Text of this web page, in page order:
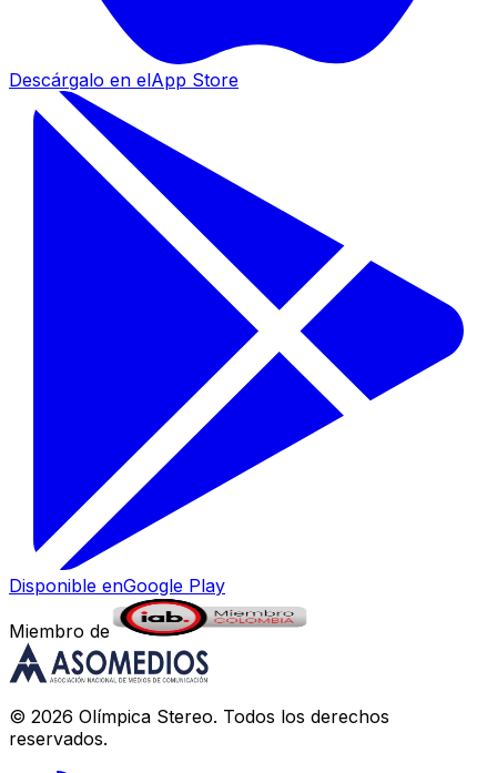
Descárgalo en elApp Store
Disponible enGoogle Play
Miembro de
© 2026 Olímpica Stereo. Todos los derechos
reservados.